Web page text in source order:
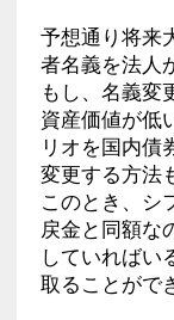
予想通り将来
者名義を法人
もし、名義変
資産価値が低
リオを国内債
変更する方法
このとき、シ
戻金と同額な
していればい
取ることがで